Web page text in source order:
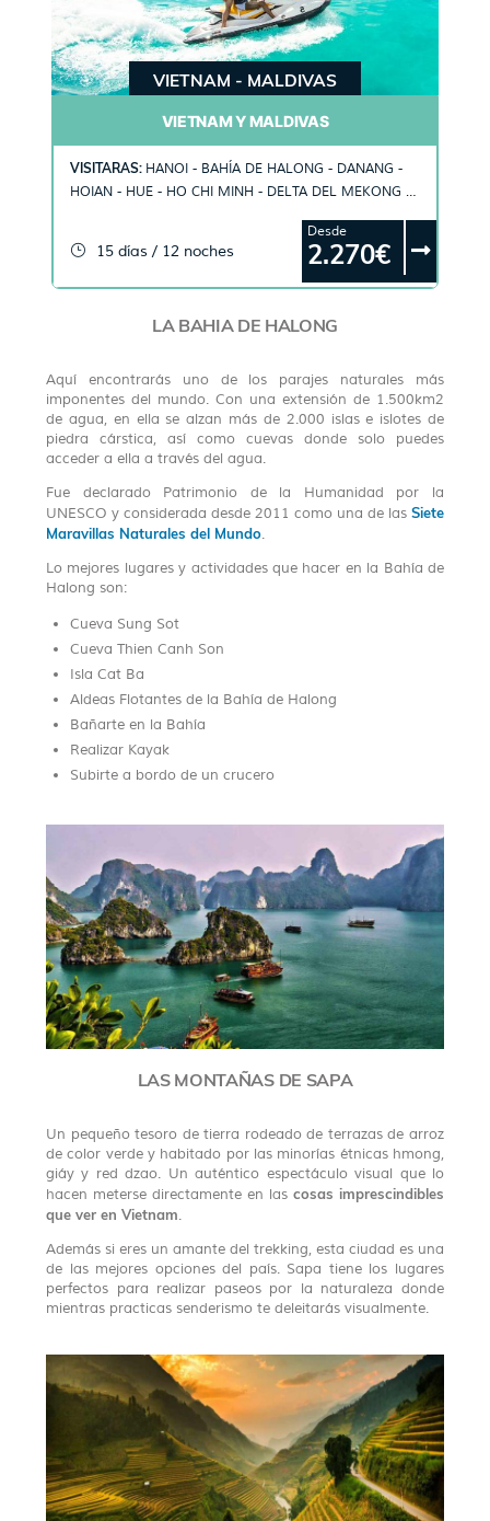
VIETNAM - MALDIVAS
VIETNAM Y MALDIVAS
VISITARAS: HANOI - BAHÍA DE HALONG - DANANG -
HOIAN - HUE - HO CHI MINH - DELTA DEL MEKONG -
15 días / 12 noches
Desde
2.270€
LA BAHIA DE HALONG
Aquí encontrarás uno de los parajes naturales más
imponentes del mundo. Con una extensión de 1.500km2
de agua, en ella se alzan más de 2.000 islas e islotes de
piedra cárstica, así como cuevas donde solo puedes
acceder a ella a través del agua.
Fue declarado Patrimonio de la Humanidad por la
UNESCO y considerada desde 2011 como una de las Siete
Maravillas Naturales del Mundo.
Lo mejores lugares y actividades que hacer en la Bahía de
Halong son:
Cueva Sung Sot
Cueva Thien Canh Son
Isla Cat Ba
Aldeas Flotantes de la Bahía de Halong
Bañarte en la Bahía
Realizar Kayak
Subirte a bordo de un crucero
LAS MONTAÑAS DE SAPA
Un pequeño tesoro de tierra rodeado de terrazas de arroz
de color verde y habitado por las minorías étnicas hmong,
giáy y red dzao. Un auténtico espectáculo visual que lo
hacen meterse directamente en las cosas imprescindibles
que ver en Vietnam.
Además si eres un amante del trekking, esta ciudad es una
de las mejores opciones del país. Sapa tiene los lugares
perfectos para realizar paseos por la naturaleza donde
mientras practicas senderismo te deleitarás visualmente.